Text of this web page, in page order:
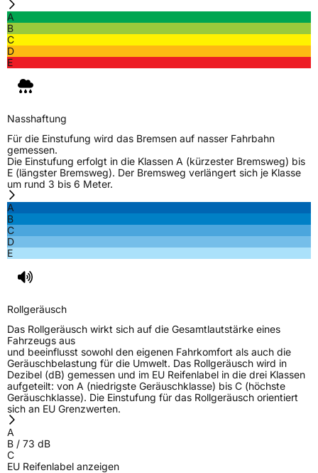
A
B
C
D
E
Nasshaftung
Für die Einstufung wird das Bremsen auf nasser Fahrbahn
gemessen.
Die Einstufung erfolgt in die Klassen A (kürzester Bremsweg) bis
E (längster Bremsweg). Der Bremsweg verlängert sich je Klasse
um rund 3 bis 6 Meter.
A
B
C
D
E
Rollgeräusch
Das Rollgeräusch wirkt sich auf die Gesamtlautstärke eines
Fahrzeugs aus
und beeinflusst sowohl den eigenen Fahrkomfort als auch die
Geräuschbelastung für die Umwelt. Das Rollgeräusch wird in
Dezibel (dB) gemessen und im EU Reifenlabel in die drei Klassen
aufgeteilt: von A (niedrigste Geräuschklasse) bis C (höchste
Geräuschklasse). Die Einstufung für das Rollgeräusch orientiert
sich an EU Grenzwerten.
A
B / 73 dB
C
EU Reifenlabel anzeigen